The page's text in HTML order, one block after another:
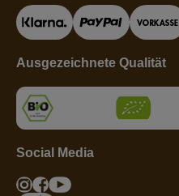
Ausgezeichnete Qualität
Social Media